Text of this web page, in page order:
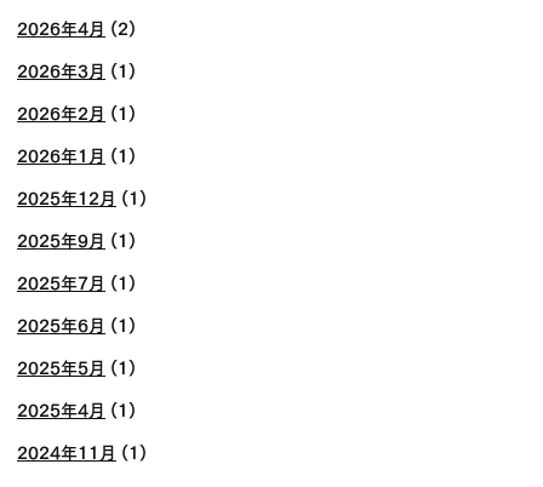
2026年4月 (2)
2026年3月 (1)
2026年2月 (1)
2026年1月 (1)
2025年12月 (1)
2025年9月 (1)
2025年7月 (1)
2025年6月 (1)
2025年5月 (1)
2025年4月 (1)
2024年11月 (1)